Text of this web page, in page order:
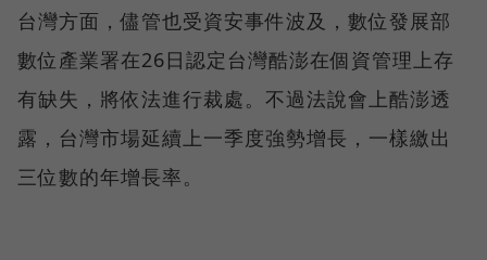
台灣方面，儘管也受資安事件波及，數位發展部
數位產業署在26日認定台灣酷澎在個資管理上存
有缺失，將依法進行裁處。不過法說會上酷澎透
露，台灣市場延續上一季度強勢增長，一樣繳出
三位數的年增長率。